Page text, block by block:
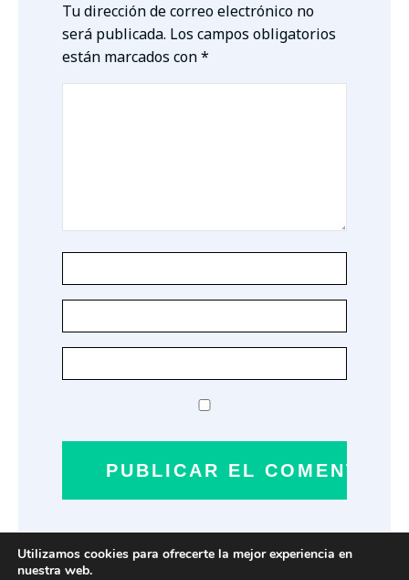
Tu dirección de correo electrónico no
será publicada. Los campos obligatorios
están marcados con*
Utilizamos cookies para ofrecerte la mejor experiencia en
nuestra web.